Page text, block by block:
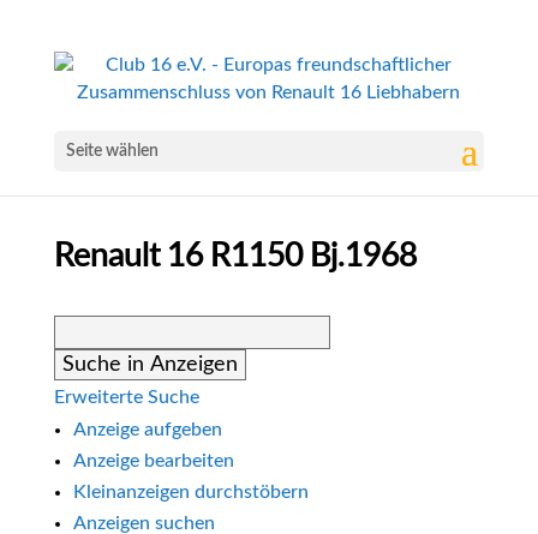
Seite wählen
Renault 16 R1150 Bj.1968
nach:
Erweiterte Suche
Anzeige aufgeben
Anzeige bearbeiten
Kleinanzeigen durchstöbern
Anzeigen suchen